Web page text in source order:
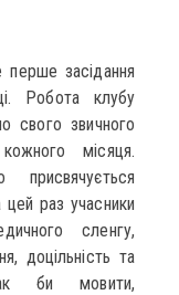
засідання
Робота клубу
свого звичного
місяця.
присвячується
раз учасники
сленгу,
доцільність та
би мовити,